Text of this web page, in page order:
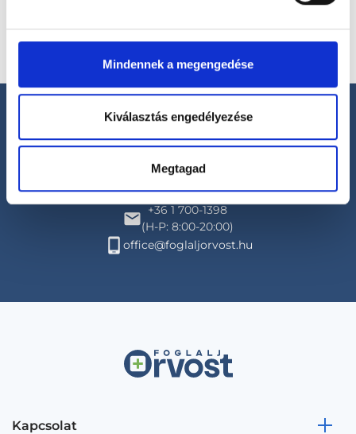
Mindennek a megengedése
Kiválasztás engedélyezése
Megtagad
Segíthetünk?
+36 1 700-1398
(H-P: 8:00-20:00)
office@foglaljorvost.hu
Kapcsolat